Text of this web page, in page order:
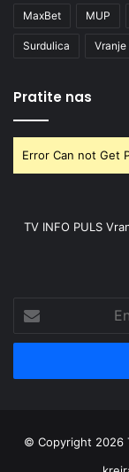
MaxBet MUP
Surdulica Vranje
Pratite nas
Error Can not Get
TV INFO PULS
your
Email
© Copyright 2026